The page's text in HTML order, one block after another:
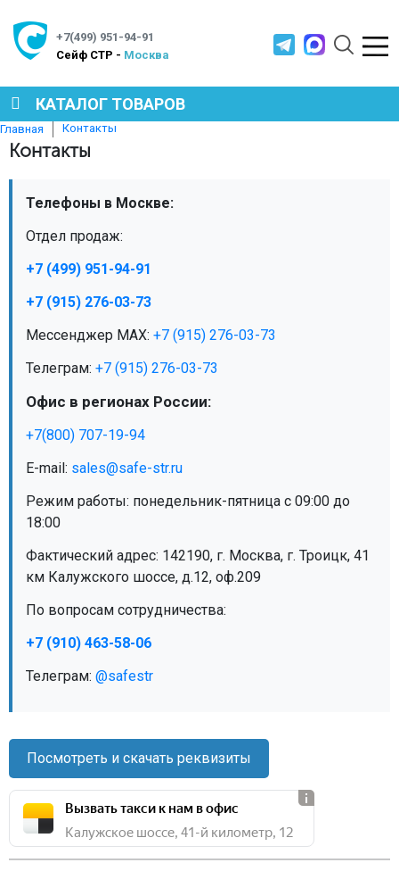
+7(499) 951-94-91
Cейф СТР - Москва
КАТАЛОГ ТОВАРОВ
СЕЙФЫ
МЕТАЛЛИЧЕСКИЕ СТЕЛЛАЖИ
ПРОИЗВОДСТВЕННАЯ МЕБЕЛЬ
МЕДИЦИНСКАЯ МЕБЕЛЬ
СИСТЕМЫ ХРАНЕНИЯ
Главная Контакты
Контакты
Телефоны в Москве:
Отдел продаж:
+7 (499) 951-94-91
+7 (915) 276-03-73
Мессенджер MAX: +7 (915) 276-03-73
Телеграм: +7 (915) 276-03-73
Офис в регионах России:
+7(800) 707-19-94
E-mail: sales@safe-str.ru
Режим работы: понедельник-пятница с 09:00 до
18:00
Фактический адрес: 142190, г. Москва, г. Троицк, 41
км Калужского шоссе, д.12, оф.209
По вопросам сотрудничества:
+7 (910) 463-58-06
Телеграм: @safestr
Посмотреть и скачать реквизиты
Вызвать такси к нам в офис
Калужское шоссе, 41-й километр, 12